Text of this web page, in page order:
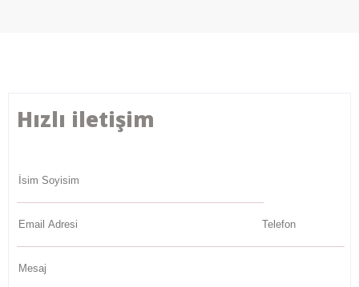
Hızlı iletişim